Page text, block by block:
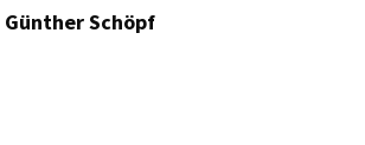
Günther Schöpf